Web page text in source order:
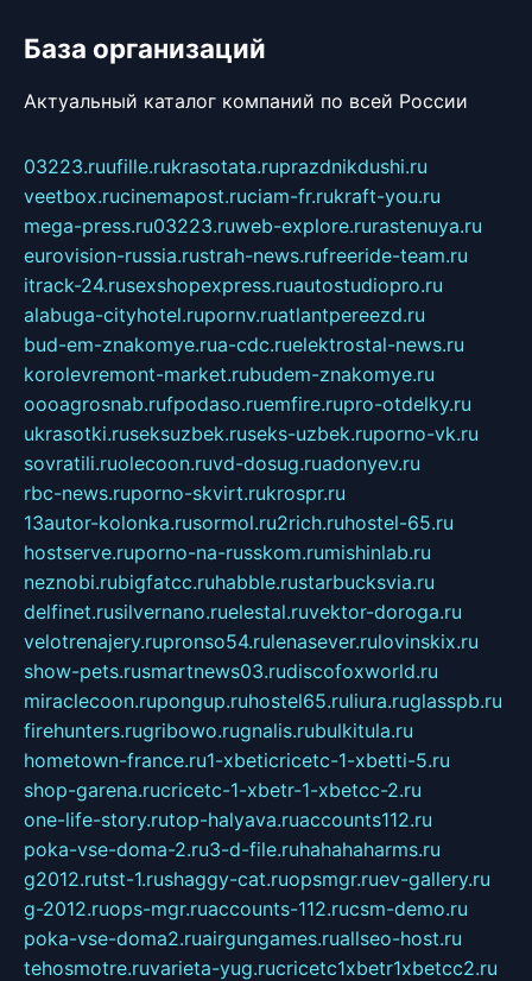
База организаций
Актуальный каталог компаний по всей России
03223.ruufille.rukrasotata.ruprazdnikdushi.ru
veetbox.rucinemapost.ruciam-fr.rukraft-you.ru
mega-press.ru03223.ruweb-explore.rurastenuya.ru
eurovision-russia.rustrah-news.rufreeride-team.ru
itrack-24.rusexshopexpress.ruautostudiopro.ru
alabuga-cityhotel.rupornv.ruatlantpereezd.ru
bud-em-znakomye.rua-cdc.ruelektrostal-news.ru
korolevremont-market.rubudem-znakomye.ru
oooagrosnab.rufpodaso.ruemfire.rupro-otdelky.ru
ukrasotki.ruseksuzbek.ruseks-uzbek.ruporno-vk.ru
sovratili.ruolecoon.ruvd-dosug.ruadonyev.ru
rbc-news.ruporno-skvirt.rukrospr.ru
13autor-kolonka.rusormol.ru2rich.ruhostel-65.ru
hostserve.ruporno-na-russkom.rumishinlab.ru
neznobi.rubigfatcc.ruhabble.rustarbucksvia.ru
delfinet.rusilvernano.ruelestal.ruvektor-doroga.ru
velotrenajery.rupronso54.rulenasever.rulovinskix.ru
show-pets.rusmartnews03.rudiscofoxworld.ru
miraclecoon.rupongup.ruhostel65.ruliura.ruglasspb.ru
firehunters.rugribowo.rugnalis.rubulkitula.ru
hometown-france.ru1-xbeticricetc-1-xbetti-5.ru
shop-garena.rucricetc-1-xbetr-1-xbetcc-2.ru
one-life-story.rutop-halyava.ruaccounts112.ru
poka-vse-doma-2.ru3-d-file.ruhahahaharms.ru
g2012.rutst-1.rushaggy-cat.ruopsmgr.ruev-gallery.ru
g-2012.ruops-mgr.ruaccounts-112.rucsm-demo.ru
poka-vse-doma2.ruairgungames.ruallseo-host.ru
tehosmotre.ruvarieta-yug.rucricetc1xbetr1xbetcc2.ru